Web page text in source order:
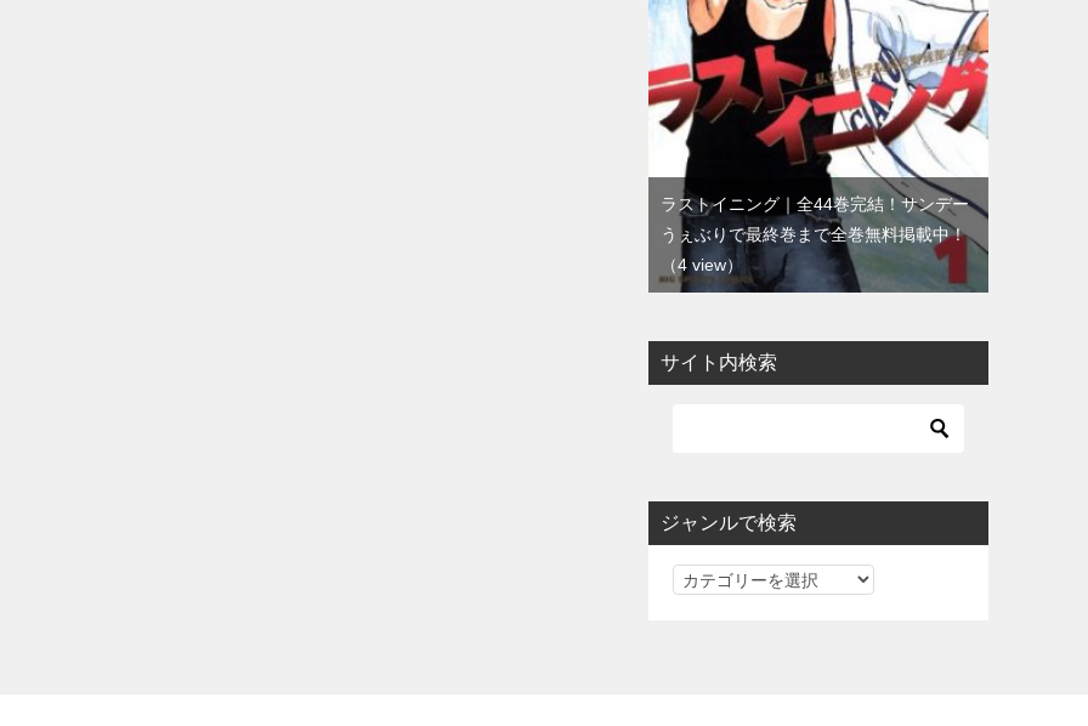
ラストイニング｜全44巻完結！サンデー
うぇぶりで最終巻まで全巻無料掲載中！
（4 view）
サイト内検索
ジャンルで検索
ジ